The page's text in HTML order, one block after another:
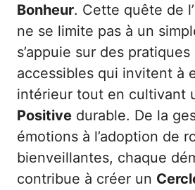
Bonheur. Cette quête de l’
ne se limite pas à un
s’appuie sur des
accessibles qui invitent à
intérieur tout en cultivant
Positive durable. De la
émotions à l’adoption de
bienveillantes, chaque
contribue à créer un